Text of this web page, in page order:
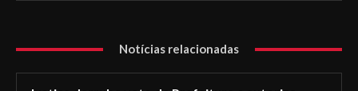
Notícias relacionadas